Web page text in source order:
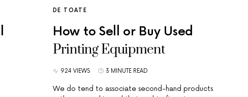
DE TOATE
How to Sell or Buy Used
Printing Equipment
924 VIEWS 3 MINUTE READ
We do tend to associate second-hand products